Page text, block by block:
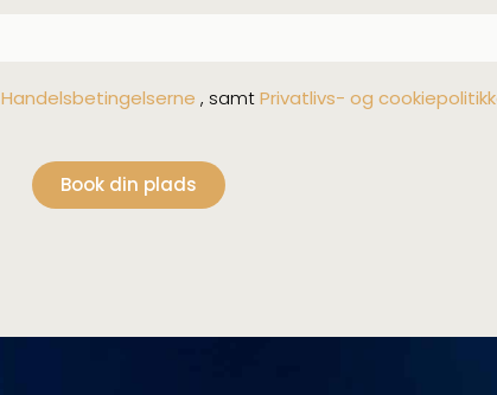
Handelsbetingelserne , samtPrivatlivs- og
Book din plads